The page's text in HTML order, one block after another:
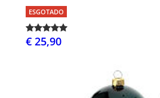
ESGOTADO
€ 25,90